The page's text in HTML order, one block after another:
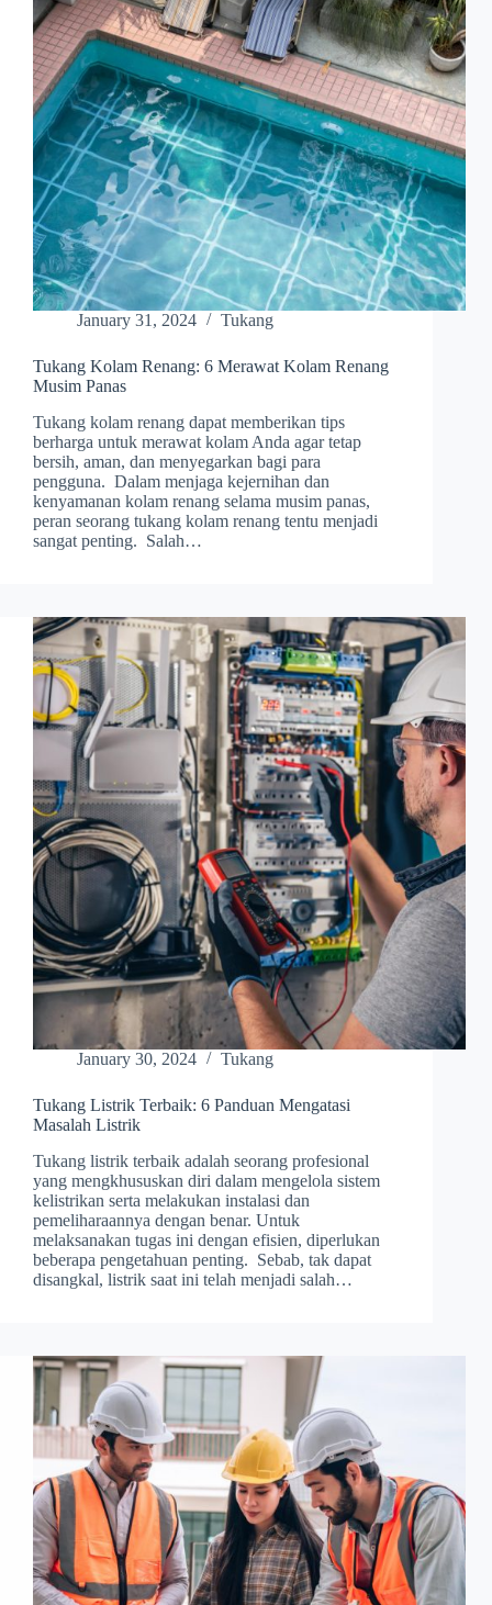
January 31, 2024 Tukang
Tukang Kolam Renang: 6 Merawat Kolam Renang
Musim Panas
Tukang kolam renang dapat memberikan tips
berharga untuk merawat kolam Anda agar tetap
bersih, aman, dan menyegarkan bagi para
pengguna. Dalam menjaga kejernihan dan
kenyamanan kolam renang selama musim panas,
peran seorang tukang kolam renang tentu menjadi
sangat penting. Salah…
January 30, 2024 Tukang
Tukang Listrik Terbaik: 6 Panduan Mengatasi
Masalah Listrik
Tukang listrik terbaik adalah seorang profesional
yang mengkhususkan diri dalam mengelola sistem
kelistrikan serta melakukan instalasi dan
pemeliharaannya dengan benar. Untuk
melaksanakan tugas ini dengan efisien, diperlukan
beberapa pengetahuan penting. Sebab, tak dapat
disangkal, listrik saat ini telah menjadi salah…